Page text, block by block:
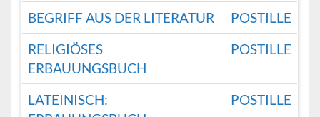
BEGRIFF AUS DER LITERATUR
POSTILLE
RELIGIÖSES
ERBAUUNGSBUCH
POSTILLE
LATEINISCH:
POSTILLE